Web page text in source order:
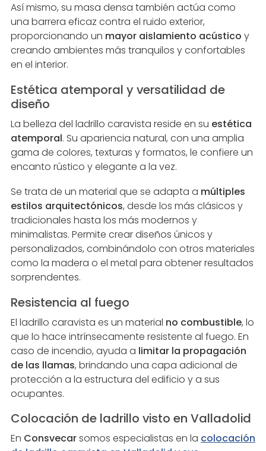
Así mismo, su masa densa también actúa como
una barrera eficaz contra el ruido exterior,
proporcionando un mayor aislamiento acústico y
creando ambientes más tranquilos y confortables
en el interior.
Estética atemporal y versatilidad de
diseño
La belleza del ladrillo caravista reside en su estética
atemporal. Su apariencia natural, con una amplia
gama de colores, texturas y formatos, le confiere un
encanto rústico y elegante a la vez.
Se trata de un material que se adapta a múltiples
estilos arquitectónicos, desde los más clásicos y
tradicionales hasta los más modernos y
minimalistas. Permite crear diseños únicos y
personalizados, combinándolo con otros materiales
como la madera o el metal para obtener resultados
sorprendentes.
Resistencia al fuego
El ladrillo caravista es un material no combustible, lo
que lo hace intrínsecamente resistente al fuego. En
caso de incendio, ayuda a limitar la propagación
de las llamas, brindando una capa adicional de
protección a la estructura del edificio y a sus
ocupantes.
Colocación de ladrillo visto en Valladolid
En Consvecarsomos especialistas en la colocación